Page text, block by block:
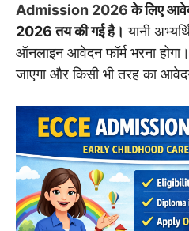
Admission 2026के लिए
2026 तय की गई है। यानी
ऑनलाइन आवेदन फॉर्म भरना
जाएगा और किसी भी तरह का